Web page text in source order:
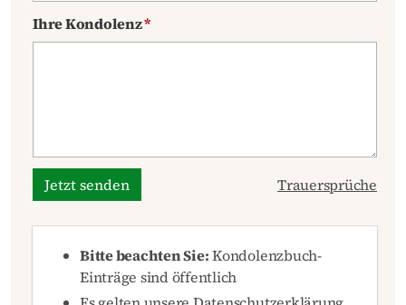
Ihre Kondolenz*
Jetzt senden Trauersprüche
Bitte beachten Sie:Kondolenzbuch-
Einträge sind öffentlich